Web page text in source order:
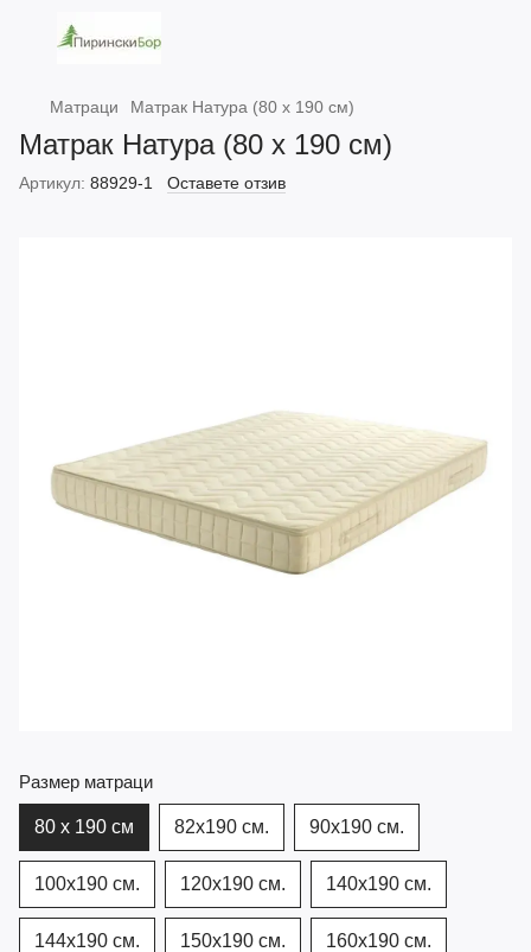
Матраци Матрак Натура (80 х 190 см)
Матрак Натура (80 х 190 см)
Артикул: 88929-1 Оставете отзив
Размер матраци
80 х 190 см 82х190 см. 90х190 см.
100х190 см. 120x190 см. 140x190 см.
144x190 см. 150х190 см. 160x190 см.